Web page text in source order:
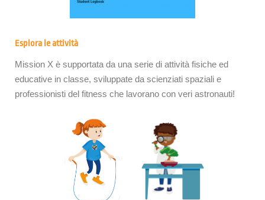
Esplora le attività
Mission X è supportata da una serie di attività fisiche ed
educative in classe, sviluppate da scienziati spaziali e
professionisti del fitness che lavorano con veri astronauti!